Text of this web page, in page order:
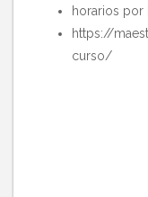
horarios por
https://
curso/